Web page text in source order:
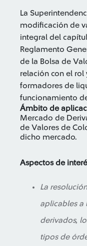
La
modificación de
integral del
Reglamento
de la Bolsa de
relación con el rol
formadores de
funcionamiento
Ámbito de
Mercado de
de Valores de
dicho mercado.
Aspectos de
La
aplicables a
derivados,
tipos de